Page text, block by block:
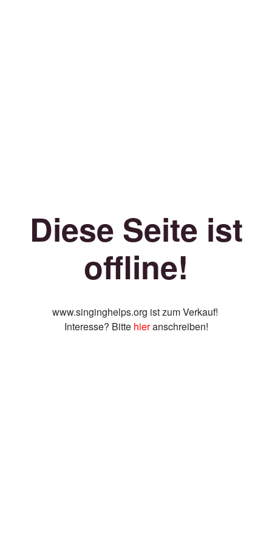
Diese Seite ist
offline!
www.singinghelps.org ist zum Verkauf!
Interesse? Bitte hieranschreiben!